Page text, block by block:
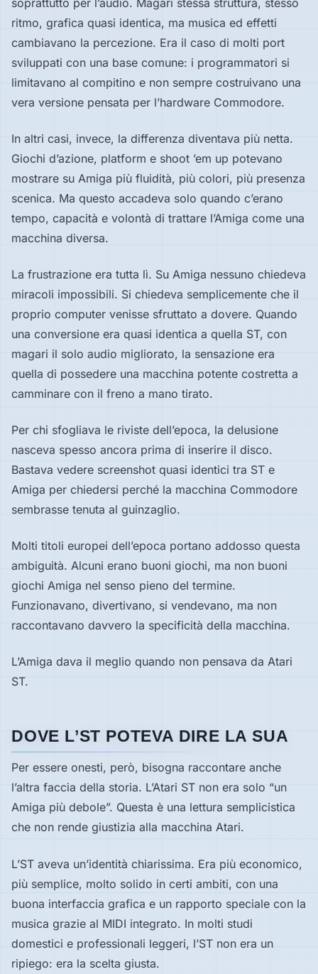
ritmo, grafica quasi identica, ma musica ed effetti
cambiavano la percezione. Era il caso di molti port
sviluppati con una base comune: i programmatori si
limitavano al compitino e non sempre costruivano una
vera versione pensata per l’hardware Commodore.
In altri casi, invece, la differenza diventava più netta.
Giochi d’azione, platform e shoot ’em up potevano
mostrare su Amiga più fluidità, più colori, più presenza
scenica. Ma questo accadeva solo quando c’erano
tempo, capacità e volontà di trattare l’Amiga come una
macchina diversa.
La frustrazione era tutta lì. Su Amiga nessuno chiedeva
miracoli impossibili. Si chiedeva semplicemente che il
proprio computer venisse sfruttato a dovere. Quando
una conversione era quasi identica a quella ST, con
magari il solo audio migliorato, la sensazione era
quella di possedere una macchina potente costretta a
camminare con il freno a mano tirato.
Per chi sfogliava le riviste dell’epoca, la delusione
nasceva spesso ancora prima di inserire il disco.
Bastava vedere screenshot quasi identici tra ST e
Amiga per chiedersi perché la macchina Commodore
sembrasse tenuta al guinzaglio.
Molti titoli europei dell’epoca portano addosso questa
ambiguità. Alcuni erano buoni giochi, ma non buoni
giochi Amiga nel senso pieno del termine.
Funzionavano, divertivano, si vendevano, ma non
raccontavano davvero la specificità della macchina.
L’Amiga dava il meglio quando non pensava da Atari
ST.
DOVE L’ST POTEVA DIRE LA SUA
Per essere onesti, però, bisogna raccontare anche
l’altra faccia della storia. L’Atari ST non era solo “un
Amiga più debole”. Questa è una lettura semplicistica
che non rende giustizia alla macchina Atari.
L’ST aveva un’identità chiarissima. Era più economico,
più semplice, molto solido in certi ambiti, con una
buona interfaccia grafica e un rapporto speciale con la
musica grazie al MIDI integrato. In molti studi
domestici e professionali leggeri, l’ST non era un
ripiego: era la scelta giusta.